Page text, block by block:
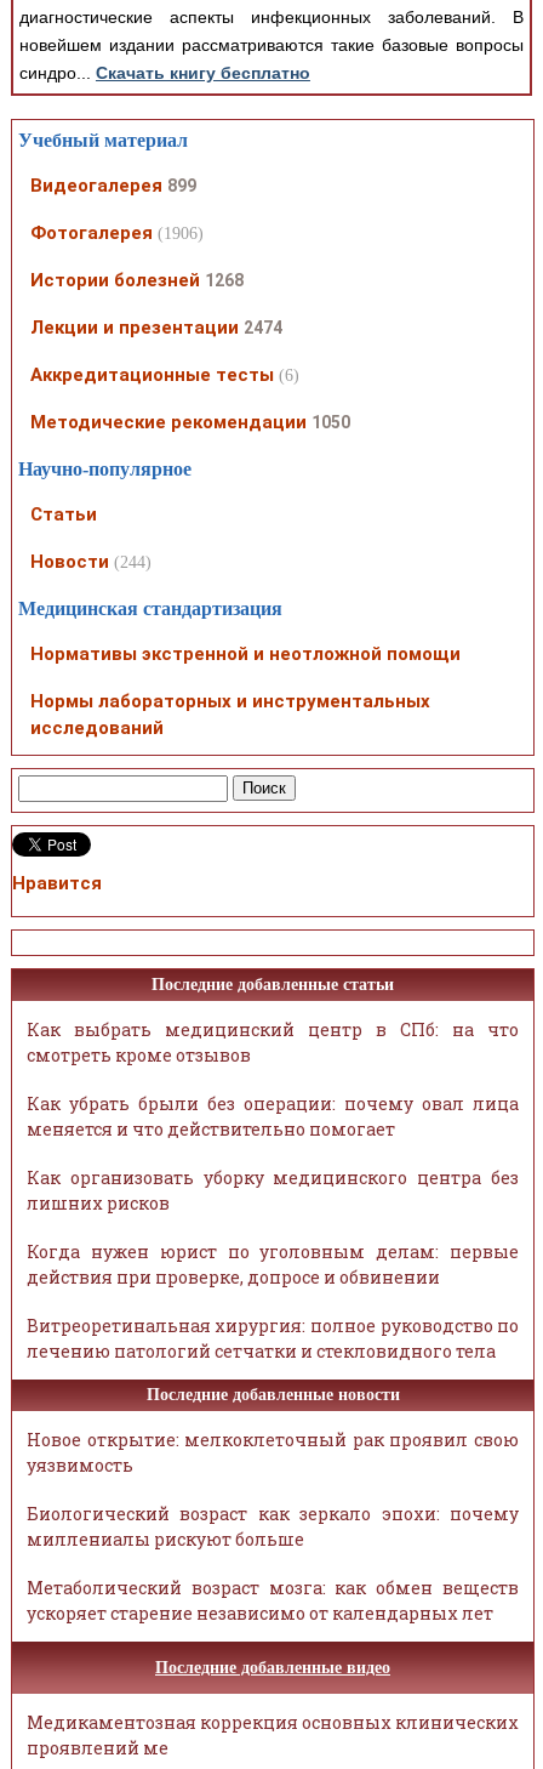
диагностические аспекты инфекционных заболеваний. В
новейшем издании рассматриваются такие базовые вопросы
синдро... Скачать книгу бесплатно
Учебный материал
Видеогалерея 899
Фотогалерея (1906)
Истории болезней 1268
Лекции и презентации 2474
Аккредитационные тесты (6)
Методические рекомендации 1050
Научно-популярное
Статьи
Новости (244)
Медицинская стандартизация
Нормативы экстренной и неотложной помощи
Нормы лабораторных и инструментальных
исследований
Нравится
Последние добавленные статьи
Как выбрать медицинский центр в СПб: на что
смотреть кроме отзывов
Как убрать брыли без операции: почему овал лица
меняется и что действительно помогает
Как организовать уборку медицинского центра без
лишних рисков
Когда нужен юрист по уголовным делам: первые
действия при проверке, допросе и обвинении
Витреоретинальная хирургия: полное руководство по
лечению патологий сетчатки и стекловидного тела
Последние добавленные новости
Новое открытие: мелкоклеточный рак проявил свою
уязвимость
Биологический возраст как зеркало эпохи: почему
миллениалы рискуют больше
Метаболический возраст мозга: как обмен веществ
ускоряет старение независимо от календарных лет
Последние добавленные видео
Медикаментозная коррекция основных клинических
проявлений ме